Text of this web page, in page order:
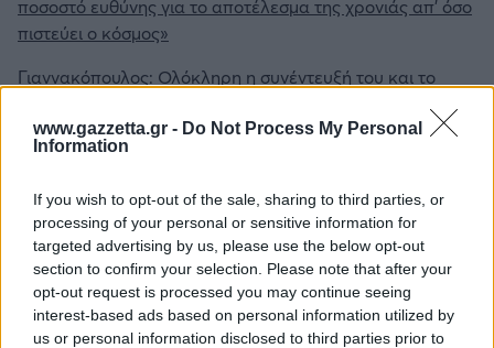
www.gazzetta.gr - Do Not Process My Personal
Information
If you wish to opt-out of the sale, sharing to third parties, or
processing of your personal or sensitive information for
targeted advertising by us, please use the below opt-out
section to confirm your selection. Please note that after your
opt-out request is processed you may continue seeing
interest-based ads based on personal information utilized by
us or personal information disclosed to third parties prior to
ποσοστό ευθύνης για το αποτέλεσμα της χρονιάς απ' όσο
πιστεύει ο κόσμος»
Γιαννακόπουλος: Ολόκληρη η συνέντευξή του και το
Για να προσθέσεις το σχόλιο
σου πρέπει να συνδεθείς
στο my gazzetta!